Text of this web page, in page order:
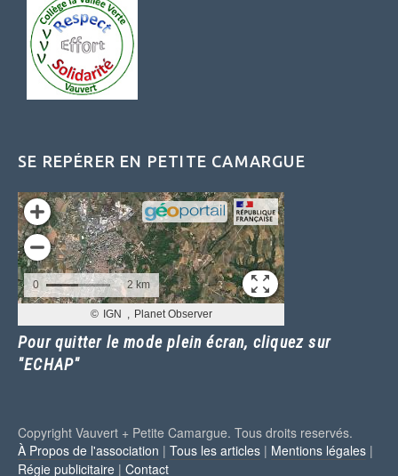
SE REPÉRER EN PETITE CAMARGUE
Pour quitter le mode plein écran, cliquez sur
"ECHAP"
Copyright Vauvert + Petite Camargue. Tous droits reservés.
À Propos de l'association | Tous les articles | Mentions légales |
Régie publicitaire | Contact